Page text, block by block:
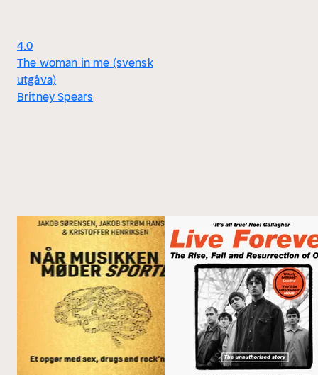
4.0
The woman in me (svensk
utgåva)
Britney Spears